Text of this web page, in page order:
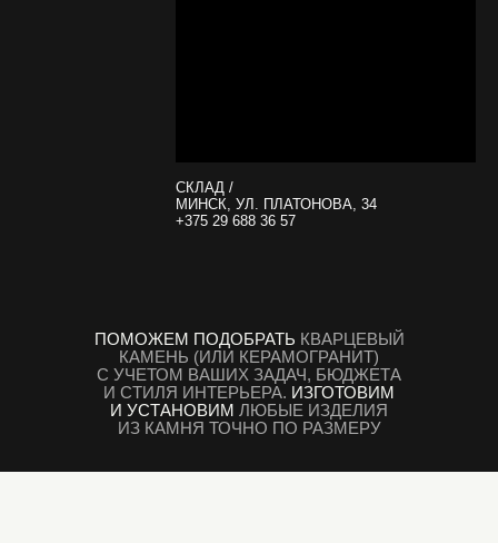
СКЛАД /
МИНСК, УЛ. ПЛАТОНОВА, 34
+375 29 688 36 57
ПОМОЖЕМ ПОДОБРАТЬ КВАРЦЕВЫЙ
КАМЕНЬ (ИЛИ КЕРАМОГРАНИТ)
С УЧЕТОМ ВАШИХ ЗАДАЧ, БЮДЖЕТА
И СТИЛЯ ИНТЕРЬЕРА. ИЗГОТОВИМ
И УСТАНОВИМ ЛЮБЫЕ ИЗДЕЛИЯ
ИЗ КАМНЯ ТОЧНО ПО РАЗМЕРУ